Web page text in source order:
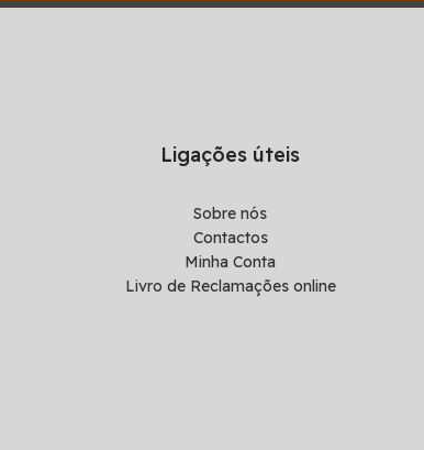
Ligações úteis
Sobre nós
Contactos
Minha Conta
Livro de Reclamações online